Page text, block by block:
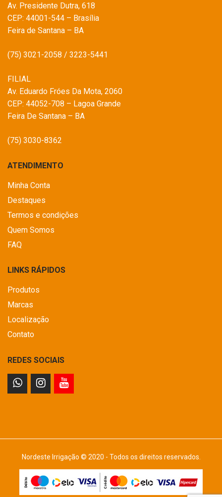
Av. Presidente Dutra, 618
CEP: 44001-544 – Brasília
Feira de Santana – BA
(75) 3021-2058 / 3223-5441
FILIAL
Av. Eduardo Fróes Da Mota, 2060
CEP: 44052-708 – Lagoa Grande
Feira De Santana – BA
(75) 3030-8362
ATENDIMENTO
Minha Conta
Destaques
Termos e condições
Quem Somos
FAQ
LINKS RÁPIDOS
Produtos
Marcas
Localização
Contato
REDES SOCIAIS
Nordeste Irrigação © 2020 - Todos os direitos reservados.